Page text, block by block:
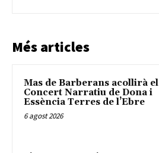
Més articles
Mas de Barberans acollirà el
Concert Narratiu de Dona i
Essència Terres de l’Ebre
6 agost 2026